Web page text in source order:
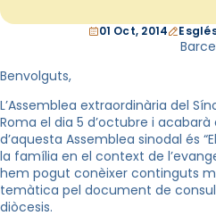
01 Oct, 2014
Benvolguts,
L’Assemblea extraordinària del
Roma el dia 5 d’octubre i
d’aquesta Assemblea sinodal és
la família en el context de
hem pogut conèixer continguts
temàtica pel document de
diòcesis.